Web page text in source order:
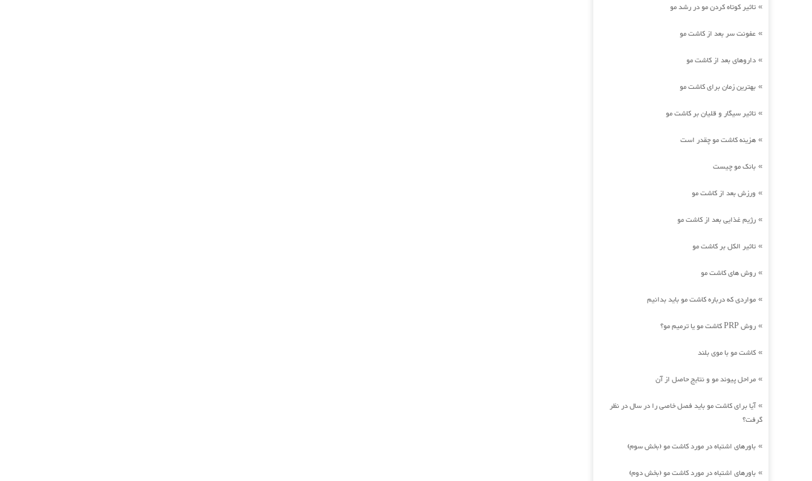
» تاثیر کوتاه کردن مو در رشد مو
» عفونت سر بعد از کاشت مو
» داروهای بعد از کاشت مو
» بهترین زمان برای کاشت مو
» تاثیر سیگار و قلیان بر کاشت مو
» هزینه کاشت مو چقدر است
» بانک مو چیست
» ورزش بعد از کاشت مو
» رژیم غذایی بعد از کاشت مو
» تاثیر الکل بر کاشت مو
» روش های کاشت مو
» مواردی که درباره کاشت مو باید بدانیم
» روش PRP کاشت مو یا ترمیم مو؟
» کاشت مو با موی بلند
» مراحل پیوند مو و نتایج حاصل از آن
»آیا برای کاشت مو باید فصل خاصی را در سال در نظر
گرفت؟
» باورهای اشتباه در مورد کاشت مو (بخش سوم)
» باورهای اشتباه در مورد کاشت مو (بخش دوم)